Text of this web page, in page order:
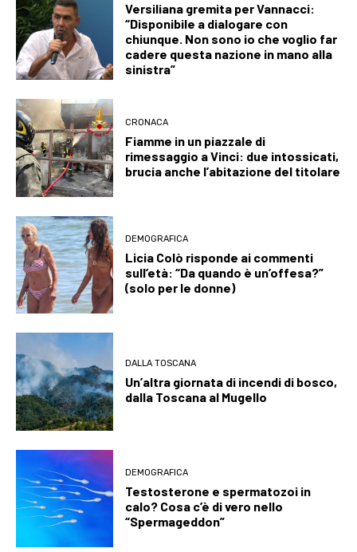
Versiliana gremita per Vannacci:
“Disponibile a dialogare con
chiunque. Non sono io che voglio far
cadere questa nazione in mano alla
sinistra”
CRONACA
Fiamme in un piazzale di
rimessaggio a Vinci: due intossicati,
brucia anche l’abitazione del titolare
DEMOGRAFICA
Licia Colò risponde ai commenti
sull’età: “Da quando è un’offesa?”
(solo per le donne)
DALLA TOSCANA
Un’altra giornata di incendi di bosco,
dalla Toscana al Mugello
DEMOGRAFICA
Testosterone e spermatozoi in
calo? Cosa c’è di vero nello
“Spermageddon”